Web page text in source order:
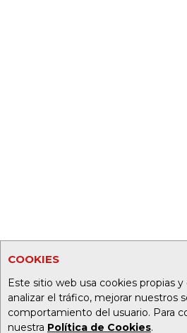
COOKIES
Este sitio web usa cookies propias
analizar el tráfico, mejorar nuestros
comportamiento del usuario. Para
nuestra Política de Cookies.